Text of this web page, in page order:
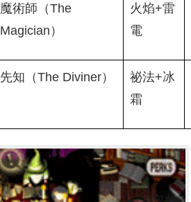
魔術師（The
Magician）
火焰+雷
電
先知（The Diviner）
祕法+冰
霜